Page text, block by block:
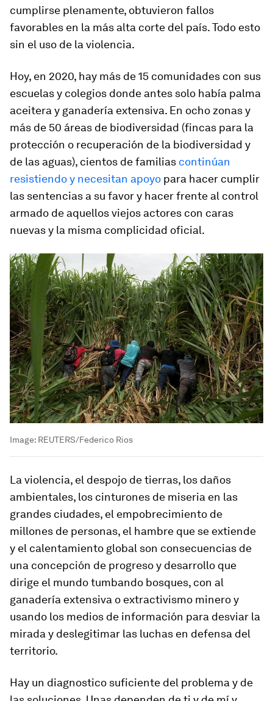
cumplirse plenamente, obtuvieron fallos
favorables en la más alta corte del país. Todo esto
sin el uso de la violencia.
Hoy, en 2020, hay más de 15 comunidades con sus
escuelas y colegios donde antes solo había palma
aceitera y ganadería extensiva. En ocho zonas y
más de 50 áreas de biodiversidad (fincas para la
protección o recuperación de la biodiversidad y
de las aguas), cientos de familias continúan
resistiendo y necesitan apoyo para hacer cumplir
las sentencias a su favor y hacer frente al control
armado de aquellos viejos actores con caras
nuevas y la misma complicidad oficial.
Image: REUTERS/Federico Rios
La violencia, el despojo de tierras, los daños
ambientales, los cinturones de miseria en las
grandes ciudades, el empobrecimiento de
millones de personas, el hambre que se extiende
y el calentamiento global son consecuencias de
una concepción de progreso y desarrollo que
dirige el mundo tumbando bosques, con al
ganadería extensiva o extractivismo minero y
usando los medios de información para desviar la
mirada y deslegitimar las luchas en defensa del
territorio.
Hay un diagnostico suficiente del problema y de